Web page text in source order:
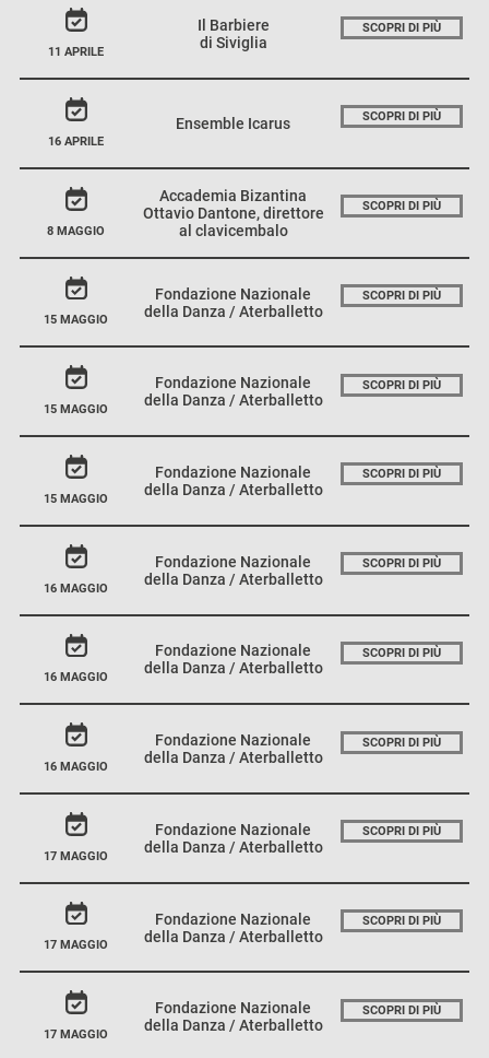
11 APRILE
Il Barbiere
di Siviglia
SCOPRI DI PIÙ
16 APRILE
Ensemble Icarus SCOPRI DI PIÙ
8 MAGGIO
Accademia Bizantina
Ottavio Dantone, direttore
al clavicembalo
SCOPRI DI PIÙ
15 MAGGIO
Fondazione Nazionale
della Danza / Aterballetto
SCOPRI DI PIÙ
15 MAGGIO
Fondazione Nazionale
della Danza / Aterballetto
SCOPRI DI PIÙ
15 MAGGIO
Fondazione Nazionale
della Danza / Aterballetto
SCOPRI DI PIÙ
16 MAGGIO
Fondazione Nazionale
della Danza / Aterballetto
SCOPRI DI PIÙ
16 MAGGIO
Fondazione Nazionale
della Danza / Aterballetto
SCOPRI DI PIÙ
16 MAGGIO
Fondazione Nazionale
della Danza / Aterballetto
SCOPRI DI PIÙ
17 MAGGIO
Fondazione Nazionale
della Danza / Aterballetto
SCOPRI DI PIÙ
17 MAGGIO
Fondazione Nazionale
della Danza / Aterballetto
SCOPRI DI PIÙ
17 MAGGIO
Fondazione Nazionale
della Danza / Aterballetto
SCOPRI DI PIÙ